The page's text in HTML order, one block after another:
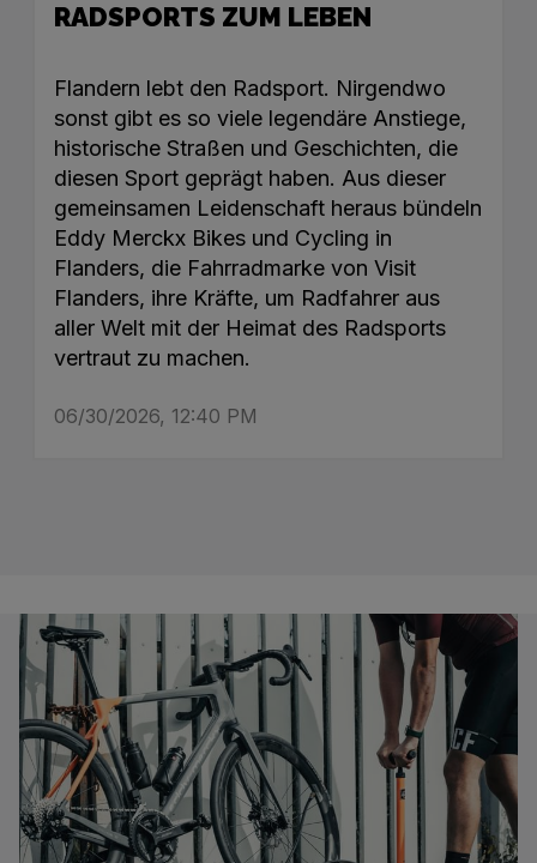
RADSPORTS ZUM LEBEN
Flandern lebt den Radsport. Nirgendwo
sonst gibt es so viele legendäre Anstiege,
historische Straßen und Geschichten, die
diesen Sport geprägt haben. Aus dieser
gemeinsamen Leidenschaft heraus bündeln
Eddy Merckx Bikes und Cycling in
Flanders, die Fahrradmarke von Visit
Flanders, ihre Kräfte, um Radfahrer aus
aller Welt mit der Heimat des Radsports
vertraut zu machen.
06/30/2026, 12:40 PM